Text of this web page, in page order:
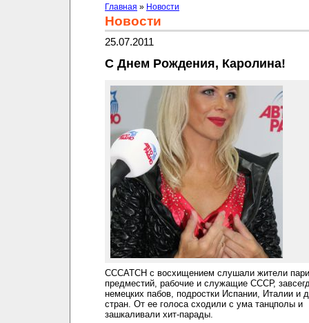
Главная » Новости
Новости
25.07.2011
С Днем Рождения, Каролина!
CCCATCH с восхищением слушали жители
предместий, рабочие и служащие СССР,
немецких пабов, подростки Испании, Италии и
стран. От ее голоса сходили с ума танцполы и
зашкаливали хит-парады.